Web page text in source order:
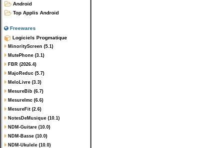
Android
Top Applis Android
Freewares
Logiciels Progmatique
MinorityScreen (5.1)
MutePhone (3.1)
FBR (2026.4)
MajoReduc (5.7)
MeloLivre (3.3)
MesureBib (6.7)
MesureImc (6.6)
MesureFit (2.6)
NotesDeMusique (10.1)
NDM-Guitare (10.0)
NDM-Basse (10.0)
NDM-Ukulele (10.0)